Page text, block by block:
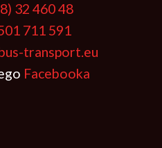
32 460 48
711 591
transport.eu
Facebooka